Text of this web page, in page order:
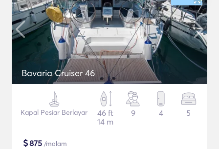
Bavaria Cruiser 46
Kapal Pesiar Berlayar
46 ft
14 m
9 4 5
$875 /malam